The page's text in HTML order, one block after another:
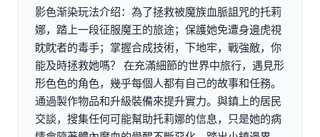
影色渐染玩法介绍：為了拯救被魔族血脈詛咒的托莉
娜，踏上一段征服魔王的旅途；保護她免遭身邊虎視
眈眈者的毒手；掌握合成技術，下地牢，戰強敵，你
能及時拯救她嗎？ 在充滿細節的世界中旅行，遇見形
形色色的角色，幾乎每個人都有自己的故事和任務。
通過製作物品和升級裝備來提升實力。與鎮上的居民
交談，搜集任何可能幫助托莉娜的信息，只是她的病